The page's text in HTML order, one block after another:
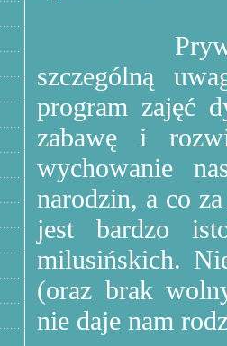
szczególną
program zajęć
zabawę i
wychowanie
narodzin, a co
jest bardzo
milusińskich.
(oraz brak
nie daje nam